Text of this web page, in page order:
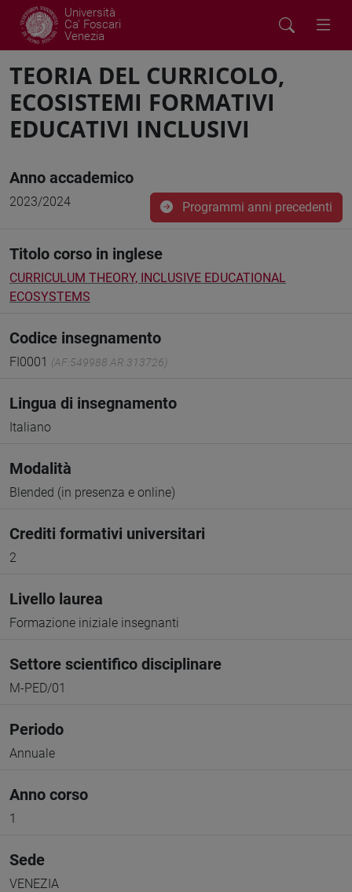
Università
Ca' Foscari
Venezia
TEORIA DEL CURRICOLO,
ECOSISTEMI FORMATIVI
EDUCATIVI INCLUSIVI
Anno accademico
2023/2024 Programmi anni precedenti
Titolo corso in inglese
CURRICULUM THEORY, INCLUSIVE EDUCATIONAL
ECOSYSTEMS
Codice insegnamento
FI0001 (AF:549988 AR:313726)
Lingua di insegnamento
Italiano
Modalità
Blended (in presenza e online)
Crediti formativi universitari
2
Livello laurea
Formazione iniziale insegnanti
Settore scientifico disciplinare
M-PED/01
Periodo
Annuale
Anno corso
1
Sede
VENEZIA